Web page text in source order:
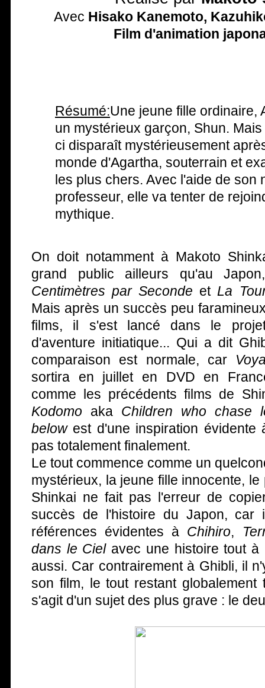
Avec Hisako Kanemoto,
Film d'animation
Résumé:Une jeune fille ordinaire,
un mystérieux garçon, Shun.
ci disparaît mystérieusement
monde d'Agartha, souterrain et
les plus chers. Avec l'aide de son
professeur, elle va tenter de
mythique.
On doit notamment à Makoto
grand public ailleurs qu'au
Centimètres par Seconde et La
Mais après un succès peu
films, il s'est lancé dans le
d'aventure initiatique... Qui a dit
comparaison est normale, car
sortira en juillet en DVD en
comme les précédents films de
Kodomo aka Children who chase
belowest d'une inspiration évidente
pas totalement finalement.
Le tout commence comme un
mystérieux, la jeune fille innocente,
Shinkai ne fait pas l'erreur de
succès de l'histoire du Japon, car
références évidentes à Chihiro,
dans le Cielavec une histoire tout à
aussi. Car contrairement à Ghibli, il
son film, le tout restant globalement
s'agit d'un sujet des plus grave : le